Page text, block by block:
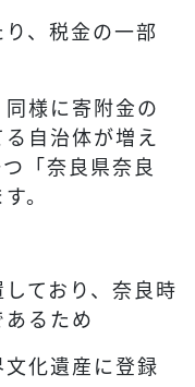
、税金の一部
様に寄附金の
自治体が増え
「奈良県奈良
。
ており、奈良時
るため
文化遺産に登録